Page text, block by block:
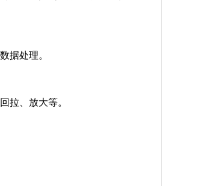
据处理。
拉、放大等。